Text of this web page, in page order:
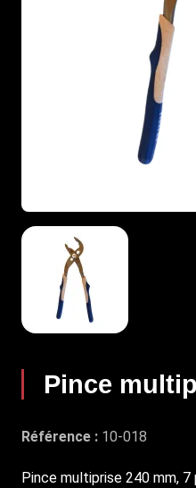
Pince
Référence : 10-018
Pince multiprise 240 mm,